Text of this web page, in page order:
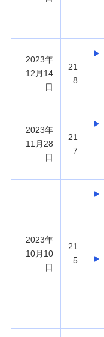
2023年
12月14
日
21
8
2023年
11月28
日
21
7
2023年
10月10
日
21
5